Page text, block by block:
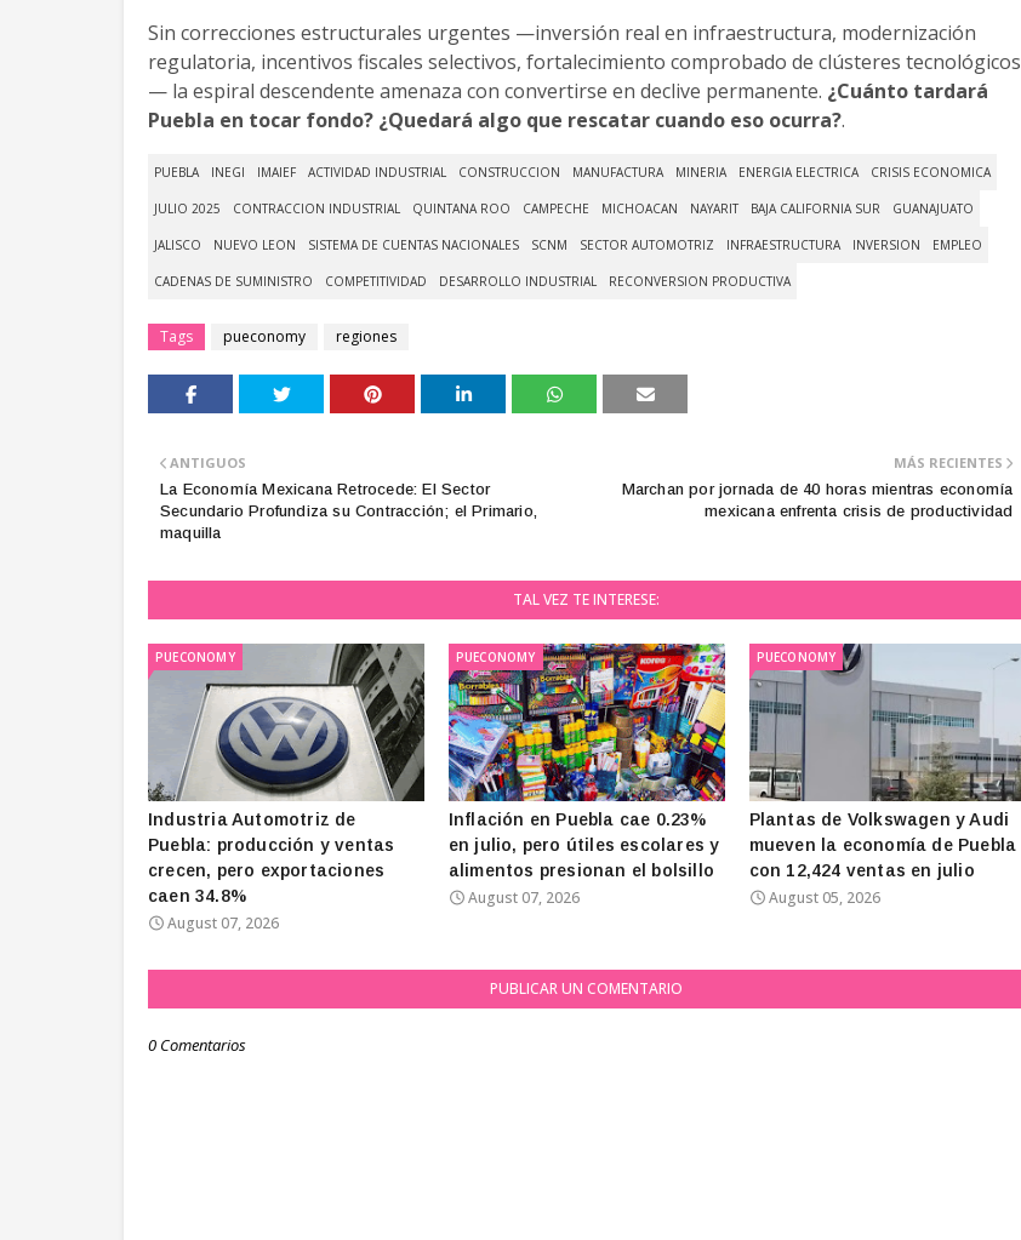
Sin correcciones estructurales urgentes —inversión real en infraestructura, modernización
regulatoria, incentivos fiscales selectivos, fortalecimiento comprobado de clústeres tecnológicos
— la espiral descendente amenaza con convertirse en declive permanente. ¿Cuánto tardará
Puebla en tocar fondo? ¿Quedará algo que rescatar cuando eso ocurra?.
PUEBLA INEGI IMAIEF ACTIVIDAD INDUSTRIAL CONSTRUCCION MANUFACTURA MINERIA ENERGIA ELECTRICA CRISIS ECONOMICA
JULIO 2025 CONTRACCION INDUSTRIAL QUINTANA ROO CAMPECHE MICHOACAN NAYARIT BAJA CALIFORNIA SUR GUANAJUATO
JALISCO NUEVO LEON SISTEMA DE CUENTAS NACIONALES SCNM SECTOR AUTOMOTRIZ INFRAESTRUCTURA INVERSION EMPLEO
CADENAS DE SUMINISTRO COMPETITIVIDAD DESARROLLO INDUSTRIAL RECONVERSION PRODUCTIVA
Tags pueconomy regiones
MÁS RECIENTES
Marchan por jornada de 40 horas mientras economía
mexicana enfrenta crisis de productividad
ANTIGUOS
La Economía Mexicana Retrocede: El Sector
Secundario Profundiza su Contracción; el Primario,
maquilla
TAL VEZ TE INTERESE:
PUECONOMY
Industria Automotriz de
Puebla: producción y ventas
crecen, pero exportaciones
caen 34.8%
August 07, 2026
PUECONOMY
Inflación en Puebla cae 0.23%
en julio, pero útiles escolares y
alimentos presionan el bolsillo
August 07, 2026
PUECONOMY
Plantas de Volkswagen y Audi
mueven la economía de Puebla
con 12,424 ventas en julio
August 05, 2026
PUBLICAR UN COMENTARIO
0 Comentarios